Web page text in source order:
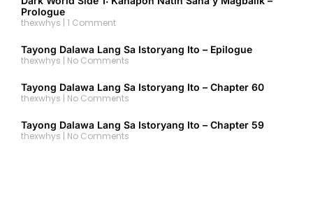
Prologue
thexwhys 1 Comment
Tayong Dalawa Lang Sa Istoryang Ito – Epilogue
thexwhys
No Comments
Tayong Dalawa Lang Sa Istoryang Ito – Chapter 60
thexwhys
No Comments
Tayong Dalawa Lang Sa Istoryang Ito – Chapter 59
thexwhys
No Comments